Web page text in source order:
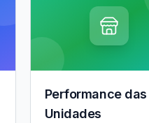
Performance das
Unidades